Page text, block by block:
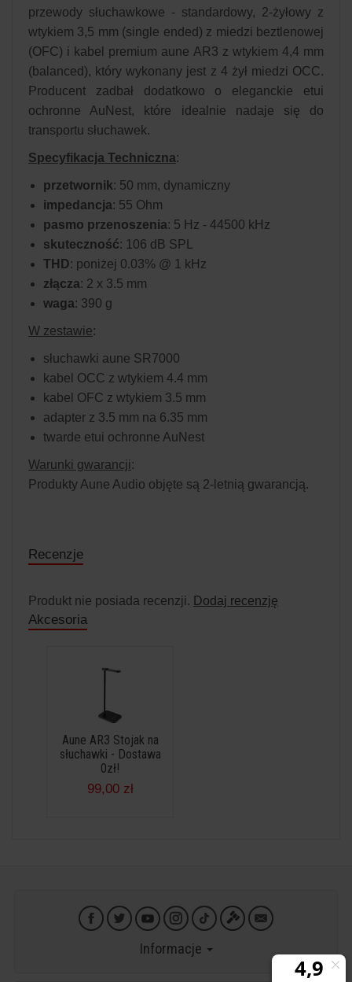
przewody słuchawkowe - standardowy, 2-żyłowy z
wtykiem 3,5 mm (single ended) z miedzi beztlenowej
(OFC) i kabel premium aune AR3 z wtykiem 4,4 mm
(balanced), który wykonany jest z 4 żył miedzi OCC.
Producent zadbał dodatkowo o eleganckie etui
ochronne AuNest, które idealnie nadaje się do
transportu słuchawek.
Specyfikacja Techniczna:
przetwornik: 50 mm, dynamiczny
impedancja: 55 Ohm
pasmo przenoszenia: 5 Hz - 44500 kHz
skuteczność: 106 dB SPL
THD: poniżej 0.03% @ 1 kHz
złącza: 2 x 3.5 mm
waga: 390 g
W zestawie:
słuchawki aune SR7000
kabel OCC z wtykiem 4.4 mm
kabel OFC z wtykiem 3.5 mm
adapter z 3.5 mm na 6.35 mm
twarde etui ochronne AuNest
Warunki gwarancji :
Produkty Aune Audio objęte są 2-letnią gwarancją.
Recenzje
Produkt nie posiada recenzji. Dodaj recenzję
Akcesoria
Aune AR3 Stojak na
słuchawki - Dostawa
0zł!
99,00 zł
Informacje